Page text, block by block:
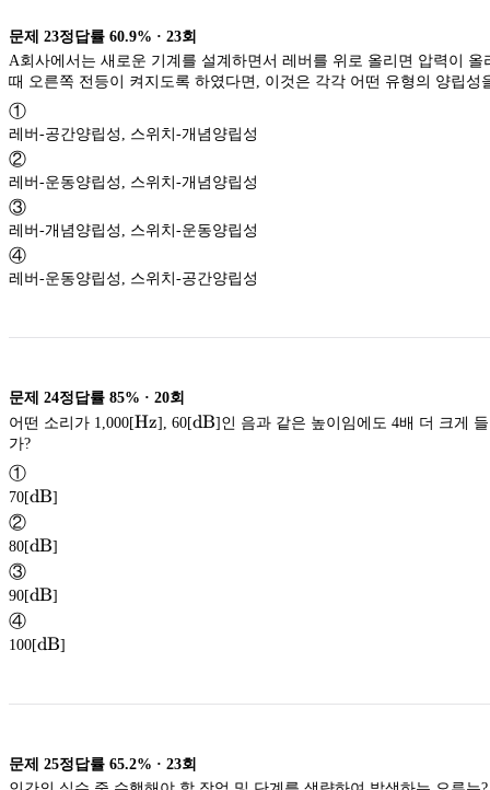
문제 23정답률 60.9% · 23회
A회사에서는 새로운 기계를 설계하면서 레버를 위로 올리면 압력이
때 오른쪽 전등이 켜지도록 하였다면, 이것은 각각 어떤 유형의 양립성
①
레버-공간양립성, 스위치-개념양립성
②
레버-운동양립성, 스위치-개념양립성
③
레버-개념양립성, 스위치-운동양립성
④
레버-운동양립성, 스위치-공간양립성
문제 24정답률 85% · 20회
어떤 소리가 1,000[\textup{Hz}
Hz], 60[\textup{dB}
dB]인 음과 같은 높이임에도 4배 더 크게
가?
①
70[\textup{dB}
dB]
②
80[\textup{dB}
dB]
③
90[\textup{dB}
dB]
④
100[\textup{dB}
dB]
문제 25정답률 65.2% · 23회